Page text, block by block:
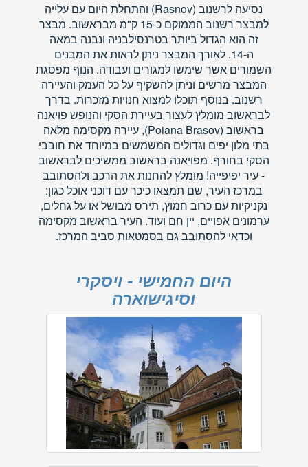
נסיעה לרשנוב (Rasnov) והתחלת היום עם עלייה
למבצר רשנוב הממוקם כ-15 ק"מ מבראשוב. מבצר
זה הוא הגדול ביותר בטרנסילבניה ונבנה במאה
ה-14. לאורך המבצר ניתן לראות את המבנים
השמורים אשר שימשו למגורים ועבודה. הנוף מפסגת
המבצר מרשים וניתן להשקיף על כל העמק והעיירה
רשנוב. בנוסף תוכלו למצוא חנויות מזכרות. בדרך
לבראשוב מומלץ לעצור בעיירת הסקי והנופש פויאנה
בראשוב (Poiana Brasov), עיירה מקסימה מלאה
בתי מלון יפים וגדולים המשמשים במיוחד את חובבי
הסקי בחורף. מפויאנה בראשוב ממשיכים לבראשוב
- עיר יפיפייה! מומלץ להחנות את הרכב ולהסתובב
במרכז העיר, שם תמצאו כיכר עם דוכני אוכל כגון:
נקניקיות עם כרוב חמוץ, תירס מבושל או על גחלים,
ערמונים אפויים, יין חם ועוד. העיר בראשוב מקסימה
וכדאי להסתובב גם בסמטאות סביב המרכז.
היום החמישי - ויסקרי
וסיגישוארה